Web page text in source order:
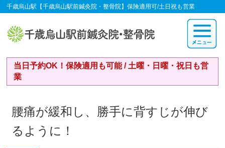
千歳烏山駅【千歳烏山駅前鍼灸院・整骨院】保険適用可/土日祝も営業
当日予約OK！保険適用も可能 / 土曜・日曜・祝日も営
業
腰痛が緩和し、勝手に背すじが伸び
るように！